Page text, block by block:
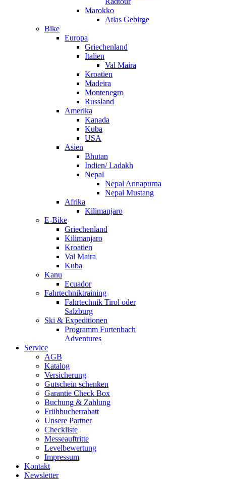
Marokko
Atlas Gebirge
Bike
Europa
Griechenland
Italien
Val Maira
Kroatien
Madeira
Montenegro
Russland
Amerika
Kanada
Kuba
USA
Asien
Bhutan
Indien/ Ladakh
Nepal
Nepal Annapurna
Nepal Mustang
Afrika
Kilimanjaro
E-Bike
Griechenland
Kilimanjaro
Kroatien
Val Maira
Kuba
Kanu
Ecuador
Fahrtechniktraining
Fahrtechnik Tirol oder
Salzburg
Ski & Expeditionen
Programm Furtenbach
Adventures
Service
AGB
Katalog
Versicherung
Gutschein schenken
Garantie Check Box
Buchung & Zahlung
Frühbucherrabatt
Unsere Partner
Checkliste
Messeauftritte
Levelbewertung
Impressum
Kontakt
Newsletter